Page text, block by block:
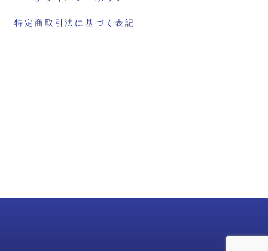
特定商取引法に基づく表記